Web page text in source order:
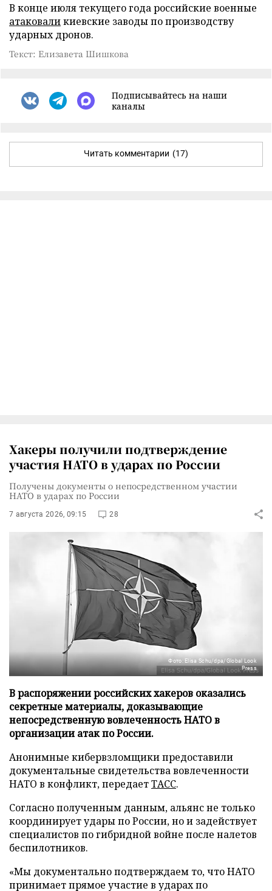
В конце июля текущего года российские военные
атаковаликиевские заводы по производству
ударных дронов.
Текст: Елизавета Шишкова
Подписывайтесь на наши
каналы
Читать комментарии (17)
Хакеры получили подтверждение
участия НАТО в ударах по России
Получены документы о непосредственном участии
НАТО в ударах по России
7 августа 2026, 09:15 28
Фото: Elisa Schu/dpa/Global Look
Press
В распоряжении российских хакеров оказались
секретные материалы, доказывающие
непосредственную вовлеченность НАТО в
организации атак по России.
Анонимные кибервзломщики предоставили
документальные свидетельства вовлеченности
НАТО в конфликт, передаетТАСС.
Согласно полученным данным, альянс не только
координирует удары по России, но и задействует
специалистов по гибридной войне после налетов
беспилотников.
«Мы документально подтверждаем то, что НАТО
принимает прямое участие в ударах по